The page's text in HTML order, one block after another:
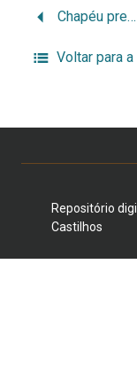
Chapéu preto em espiral
Voltar para
Repositório
Castilhos